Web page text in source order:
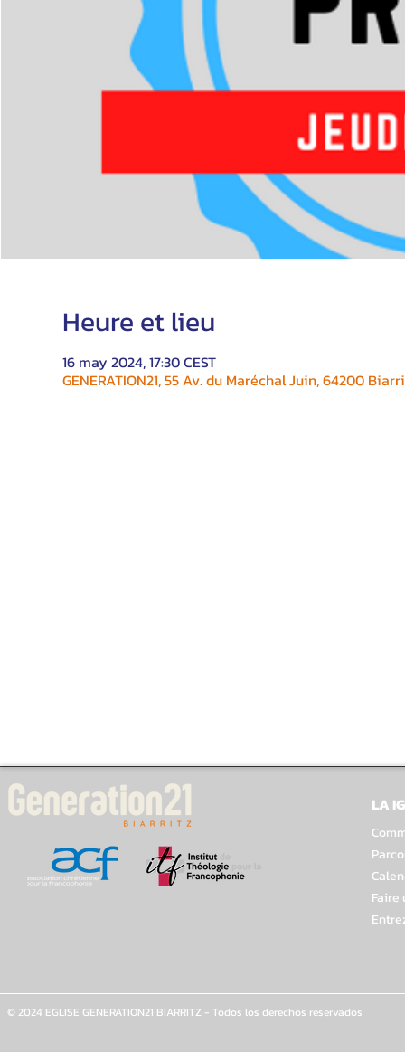
Heure et lieu
16 may 2024, 17:30 CEST
GENERATION21, 55 Av. du Maréchal Juin, 64200
LA
Faire
© 2024 EGLISE GENERATION21 BIARRITZ - Todos los derechos reservados